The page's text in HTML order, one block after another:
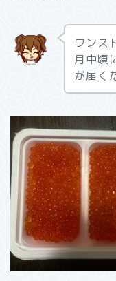
ワンス
月中頃
が届く